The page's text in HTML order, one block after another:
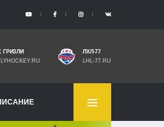
ГРИЗЛИ
ЛХЛ-77
LHL-77.RU